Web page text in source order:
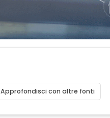
Approfondisci con altre fonti